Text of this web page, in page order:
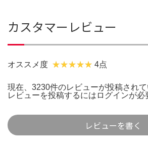
カスタマーレビュー
オススメ度 4点
現在、3230件のレビューが投稿されて
レビューを投稿するには ログインが必
レビューを書く